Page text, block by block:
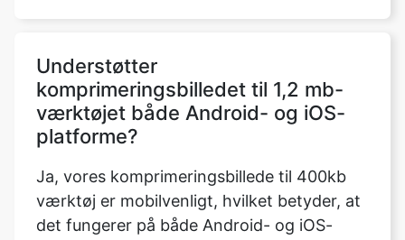
platforme?
Ja, vores komprimeringsbillede til 400kb
værktøj er mobilvenligt, hvilket betyder, at
det fungerer på både Android- og iOS-
enheder. Det er kompatibelt med alle
operativsystemer. Det er udviklet med den
nyeste kode og funktioner, så brugeren